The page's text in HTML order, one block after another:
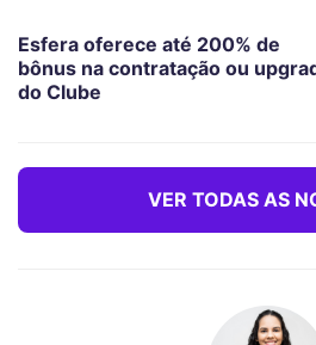
Esfera oferece até 200% de
bônus na contratação ou
do Clube
VER TODAS AS